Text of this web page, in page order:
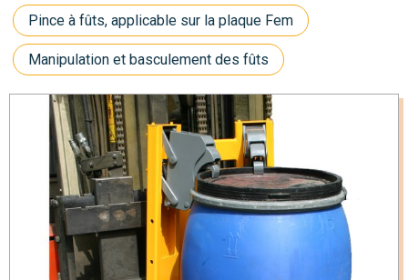
Pince à fûts, applicable sur la plaque Fem
Manipulation et basculement des fûts